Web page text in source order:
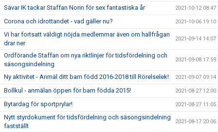
Sävar IK tackar Staffan Norin för sex fantastiska år 2021-10-12 08:47
Corona och idrottandet - vad gäller nu? 2021-10-06 19:10
Vi har fortsatt väldigt nöjda medlemmar även om hallfrågan
drar ner
2021-09-14 14:07
Ordförande Staffan om nya riktlinjer för tidsfördelning och
säsongsindelning
2021-09-08 17:59
Ny aktivitet - Anmäl ditt barn född 2016-2018 till Rörelselek! 2021-09-07 09:14
Bollkul - anmälan öppen för barn födda 2015! 2021-08-27 12:00
Bytardag för sportprylar! 2021-08-27 11:05
Nytt styrdokument för tidsfördelning och säsongsindelning
fastställt
2021-08-17 20:06